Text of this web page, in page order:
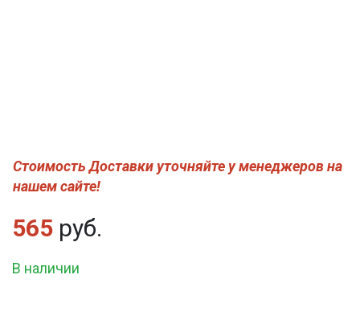
Стоимость Доставки уточняйте у менеджеров на
нашем сайте!
565 руб.
В наличии